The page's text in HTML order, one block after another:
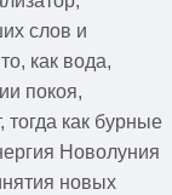
слов и
как вода,
покоя,
тогда как бурные
Новолуния
новых